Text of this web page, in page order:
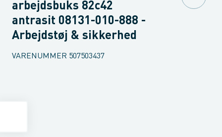
arbejdsbuks 82c42
antrasit 08131-010-888 -
Arbejdstøj & sikkerhed
VARENUMMER 507503437